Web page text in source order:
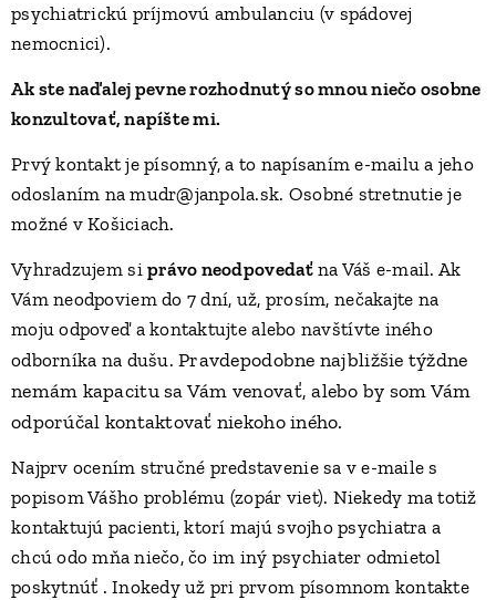
psychiatrickú príjmovú ambulanciu (v spádovej
nemocnici).
Ak ste naďalej pevne rozhodnutý so mnou niečo osobne
konzultovať, napíšte mi.
Prvý kontakt je písomný, a to napísaním e-mailu a jeho
odoslaním na mudr@janpola.sk. Osobné stretnutie je
možné v Košiciach.
Vyhradzujem siprávo neodpovedať na Váš e-mail. Ak
Vám neodpoviem do 7 dní, už, prosím, nečakajte na
moju odpoveď akontaktujte alebo navštívte iného
odborníka na dušu.Pravdepodobne najbližšie týždne
nemám kapacitu sa Vám venovať, alebo by som Vám
odporúčal kontaktovať niekoho iného.
Najprv ocením stručné predstavenie sa v e-maile s
popisom Vášho problému (zopár viet). Niekedy ma totiž
kontaktujú pacienti, ktorí majú svojho psychiatra a
chcú odo mňa niečo, čo im iný psychiater odmietol
poskytnúť . Inokedy už pri prvom písomnom kontakte